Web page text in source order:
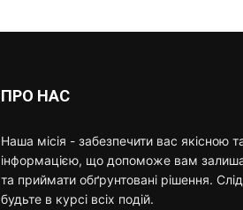
ПРО НАС
Наша місія - забезпечити вас якісною
інформацією, що допоможе вам
та приймати обґрунтовані рішення.
будьте в курсі всіх подій.